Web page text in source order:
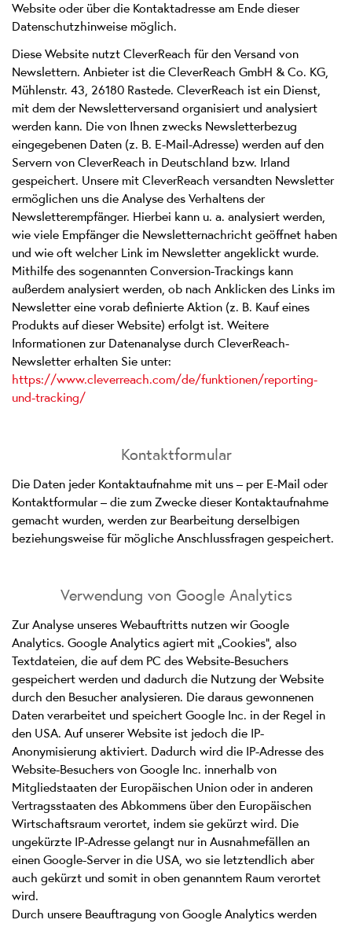
Website oder über die Kontaktadresse am Ende dieser
Datenschutzhinweise möglich.
Diese Website nutzt CleverReach für den Versand von
Newslettern. Anbieter ist die CleverReach GmbH & Co. KG,
Mühlenstr. 43, 26180 Rastede. CleverReach ist ein Dienst,
mit dem der Newsletterversand organisiert und analysiert
werden kann. Die von Ihnen zwecks Newsletterbezug
eingegebenen Daten (z. B. E-Mail-Adresse) werden auf den
Servern von CleverReach in Deutschland bzw. Irland
gespeichert. Unsere mit CleverReach versandten Newsletter
ermöglichen uns die Analyse des Verhaltens der
Newsletterempfänger. Hierbei kann u. a. analysiert werden,
wie viele Empfänger die Newsletternachricht geöffnet haben
und wie oft welcher Link im Newsletter angeklickt wurde.
Mithilfe des sogenannten Conversion-Trackings kann
außerdem analysiert werden, ob nach Anklicken des Links im
Newsletter eine vorab definierte Aktion (z. B. Kauf eines
Produkts auf dieser Website) erfolgt ist. Weitere
Informationen zur Datenanalyse durch CleverReach-
Newsletter erhalten Sie unter:
https://www.cleverreach.com/de/funktionen/reporting-
und-tracking/
Kontaktformular
Die Daten jeder Kontaktaufnahme mit uns – per E-Mail oder
Kontaktformular – die zum Zwecke dieser Kontaktaufnahme
gemacht wurden, werden zur Bearbeitung derselbigen
beziehungsweise für mögliche Anschlussfragen gespeichert.
Verwendung von Google Analytics
Zur Analyse unseres Webauftritts nutzen wir Google
Analytics. Google Analytics agiert mit „Cookies“, also
Textdateien, die auf dem PC des Website-Besuchers
gespeichert werden und dadurch die Nutzung der Website
durch den Besucher analysieren. Die daraus gewonnenen
Daten verarbeitet und speichert Google Inc. in der Regel in
den USA. Auf unserer Website ist jedoch die IP-
Anonymisierung aktiviert. Dadurch wird die IP-Adresse des
Website-Besuchers von Google Inc. innerhalb von
Mitgliedstaaten der Europäischen Union oder in anderen
Vertragsstaaten des Abkommens über den Europäischen
Wirtschaftsraum verortet, indem sie gekürzt wird. Die
ungekürzte IP-Adresse gelangt nur in Ausnahmefällen an
einen Google-Server in die USA, wo sie letztendlich aber
auch gekürzt und somit in oben genanntem Raum verortet
wird.
Durch unsere Beauftragung von Google Analytics werden